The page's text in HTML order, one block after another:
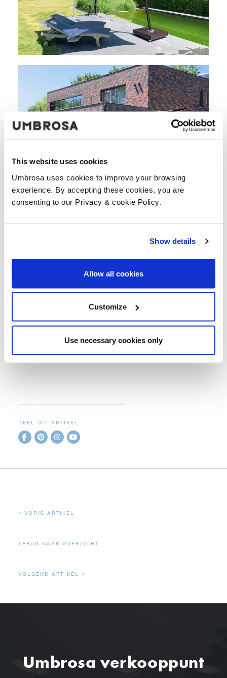
This website uses cookies
Umbrosa uses cookies to improve your browsing
experience. By accepting these cookies, you are
consenting to our Privacy & cookie Policy.
Show details
Allow all cookies
Customize
Use necessary cookies only
DEEL DIT ARTIKEL
VORIG ARTIKEL
TERUG NAAR OVERZICHT
VOLGEND ARTIKEL
Umbrosa verkooppunt